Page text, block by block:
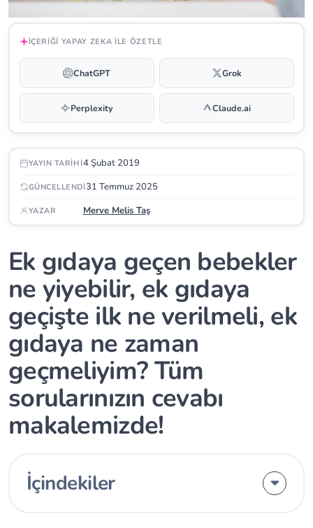
İÇERIĞI YAPAY ZEKA ILE ÖZETLE
ChatGPT Grok
Perplexity Claude.ai
YAYIN TARIHI4 Şubat 2019
GÜNCELLENDI31 Temmuz 2025
YAZAR Merve Melis Taş
Ek gıdaya geçen bebekler
ne yiyebilir, ek gıdaya
geçişte ilk ne verilmeli, ek
gıdaya ne zaman
geçmeliyim? Tüm
sorularınızın cevabı
makalemizde!
İçindekiler